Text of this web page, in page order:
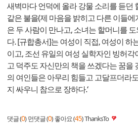
새벽마다 언덕에 올라 강물 소리를 듣던
같은 불을(제 마음을 밝히고 다른 이들
은 두 사람이 만나고, 소녀는 할머니를 도
다. [규합총서]는 여성이 직접, 여성이 하
이고, 조선 유일의 여성 실학자인 빙허
고 덕주도 자신만의 책을 쓰겠다는 꿈을
의 여인들은 아무리 힘들고 고달프더라
지 싸우니 참으로 장하다.‘
댓글 (0) 먼댓글 (0) 좋아요 (45)ThanksTo